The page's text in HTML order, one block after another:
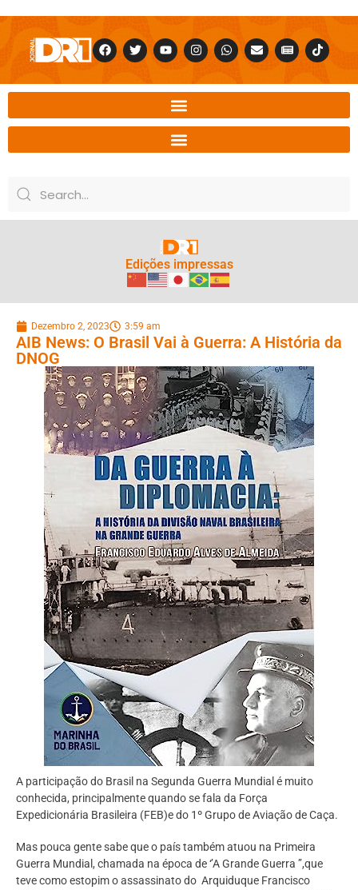
Edições impressas
Dezembro 2, 2023 3:59 am
AIB News: O Brasil Vai à Guerra: A História da
DNOG
A participação do Brasil na Segunda Guerra Mundial é muito
conhecida, principalmente quando se fala da Força
Expedicionária Brasileira (FEB)e do 1º Grupo de Aviação de Caça.
Mas pouca gente sabe que o país também atuou na Primeira
Guerra Mundial, chamada na época de ‘’A Grande Guerra ’’,que
teve como estopim o assassinato do Arquiduque Francisco